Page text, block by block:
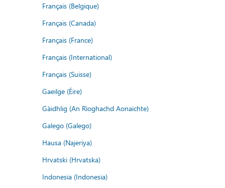
Français (Belgique)
Français (Canada)
Français (France)
Français (International)
Français (Suisse)
Gaeilge (Éire)
Gàidhlig (An Rìoghachd Aonaichte)
Galego (Galego)
Hausa (Najeriya)
Hrvatski (Hrvatska)
Indonesia (Indonesia)